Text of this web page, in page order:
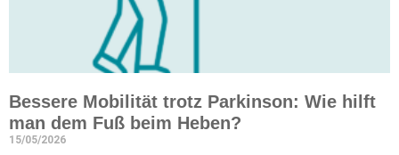
Bessere Mobilität trotz Parkinson: Wie hilft
man dem Fuß beim Heben?
15/05/2026